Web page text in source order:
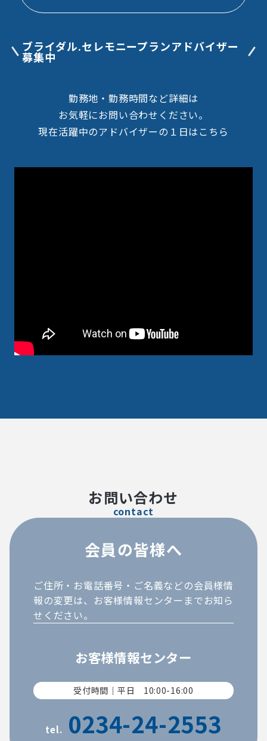
ブライダル.セレモニープランアドバイザー
募集中
勤務地・勤務時間など詳細は
お気軽にお問い合わせください。
現在活躍中のアドバイザーの１日はこちら
お問い合わせ
contact
会員の皆様へ
ご住所・お電話番号・ご名義などの会員様情
報の変更は、お客様情報センターまでお知ら
せください。
お客様情報センター
受付時間｜平日 10:00-16:00
tel. 0234-24-2553